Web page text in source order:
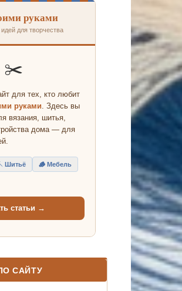
руками
для творчества
✂️
для тех, кто любит
руками. Здесь вы
вязания, шитья,
дома — для
Шитьё 🪵 Мебель
статьи →
САЙТУ